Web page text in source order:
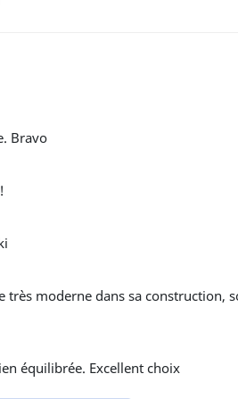
Bravo
équilibrée. Excellent choix